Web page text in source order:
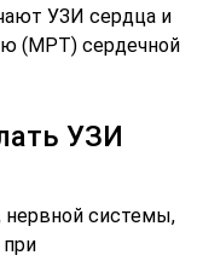
УЗИ сердца и
(МРТ) сердечной
УЗИ
нервной системы,